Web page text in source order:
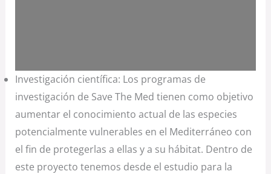
Investigación científica: Los programas de
investigación de Save The Med tienen como objetivo
aumentar el conocimiento actual de las especies
potencialmente vulnerables en el Mediterráneo con
el fin de protegerlas a ellas y a su hábitat. Dentro de
este proyecto tenemos desde el estudio para la